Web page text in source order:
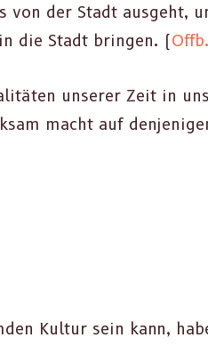
von der Stadt aus­ge­ht,
die Stadt brin­gen. (
unser­er Zeit in
macht auf
Kul­tur sein kann,